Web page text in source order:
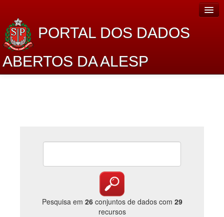
PORTAL DOS DADOS
ABERTOS DA ALESP
Lei de Acesso à Informação
Catálogo de dados
Pesquisa em 26conjuntos de dados com 29
recursos